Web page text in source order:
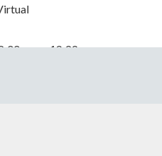
a.m. - 12:00 p.m.